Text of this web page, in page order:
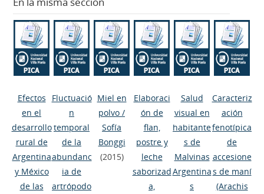
Efectos
en el
desarrollo
rural de
Argentina
y México
de las
Fluctuació
n
temporal
de la
abundanc
ia de
artrópodo
Miel en
polvo /
Sofía
Bonggi
(2015)
Elaboraci
ón de
flan,
postre y
leche
saborizad
a,
Salud
visual en
habitante
s de
Malvinas
Argentina
s
Caracteriz
ación
fenotípica
de
accesione
s de maní
(Arachis